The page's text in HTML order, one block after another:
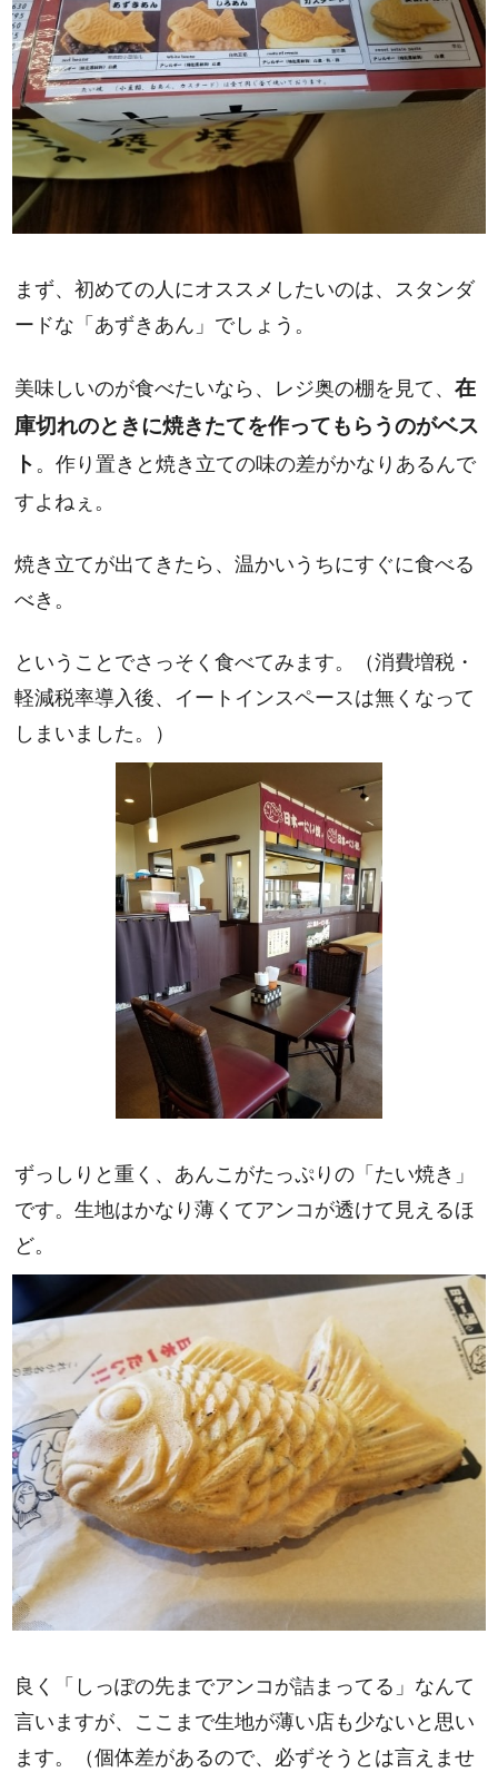
まず、初めての人にオススメしたいのは、スタンダ
ードな「あずきあん」でしょう。
美味しいのが食べたいなら、レジ奥の棚を見て、在
庫切れのときに焼きたてを作ってもらうのがベス
ト。作り置きと焼き立ての味の差がかなりあるんで
すよねぇ。
焼き立てが出てきたら、温かいうちにすぐに食べる
べき。
ということでさっそく食べてみます。（消費増税・
軽減税率導入後、イートインスペースは無くなって
しまいました。）
ずっしりと重く、あんこがたっぷりの「たい焼き」
です。生地はかなり薄くてアンコが透けて見えるほ
ど。
良く「しっぽの先までアンコが詰まってる」なんて
言いますが、ここまで生地が薄い店も少ないと思い
ます。（個体差があるので、必ずそうとは言えませ